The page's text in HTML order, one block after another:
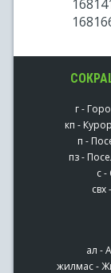
г -
кп -
п -
пз -
с
свх
ал -
жилмас -